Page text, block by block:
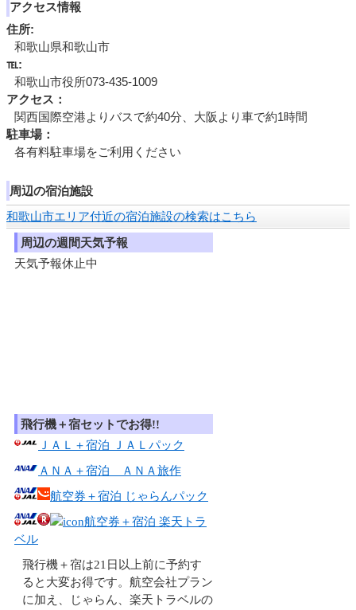
アクセス情報
住所:
和歌山県和歌山市
℡:
和歌山市役所073-435-1009
アクセス：
関西国際空港よりバスで約40分、大阪より車で約1時間
駐車場：
各有料駐車場をご利用ください
周辺の宿泊施設
和歌山市エリア付近の宿泊施設の検索はこちら
周辺の週間天気予報
天気予報休止中
飛行機＋宿セットでお得!!
ＪＡＬ＋宿泊 ＪＡＬパック
ＡＮＡ＋宿泊 ＡＮＡ旅作
航空券＋宿泊 じゃらんパック
航空券＋宿泊 楽天トラ
ベル
飛行機＋宿は21日以上前に予約す
ると大変お得です。航空会社プラン
に加え、じゃらん、楽天トラベルの